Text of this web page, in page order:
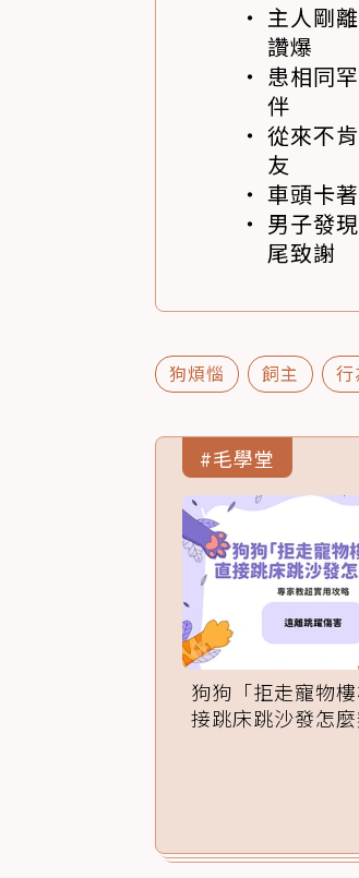
主人剛
讚爆
患相同
伴
從來不
友
車頭卡
男子發
尾致謝
狗煩惱 飼主 行
#毛學堂
狗狗「拒走寵物
接跳床跳沙發怎